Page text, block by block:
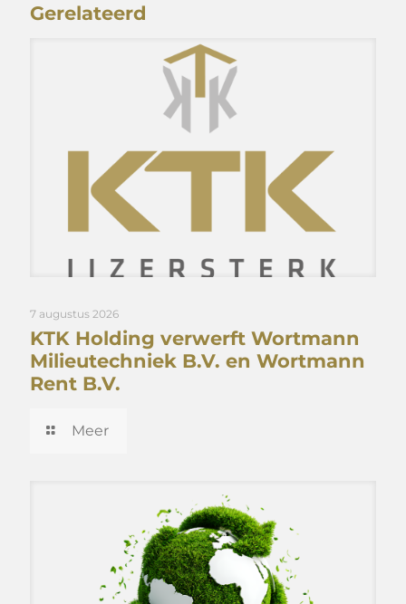
Gerelateerd
7 augustus 2026
KTK Holding verwerft Wortmann
Milieutechniek B.V. en Wortmann
Rent B.V.
Meer